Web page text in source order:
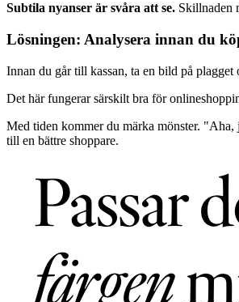
Subtila nyanser är svåra att se. Skillnaden
Lösningen: Analysera innan du
Innan du går till kassan, ta en bild på
Det här fungerar särskilt bra för
Med tiden kommer du märka mönster.
till en bättre shoppare.